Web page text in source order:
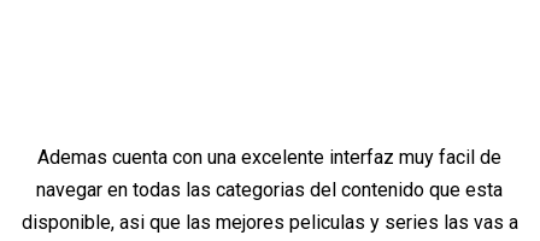
Ademas cuenta con una excelente interfaz muy facil de
navegar en todas las categorias del contenido que esta
disponible, asi que las mejores peliculas y series las vas a